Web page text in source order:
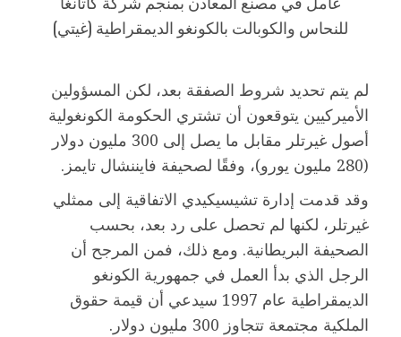
للنحاس والكوبالت بالكونغو الديمقراطية (غيتي)
لم يتم تحديد شروط الصفقة بعد، لكن المسؤولين
الأميركيين يتوقعون أن تشتري الحكومة الكونغولية
أصول غيرتلر مقابل ما يصل إلى 300 مليون دولار
(280 مليون يورو)، وفقًا لصحيفة فايننشال تايمز.
وقد قدمت إدارة تشيسيكيدي الاتفاقية إلى ممثلي
غيرتلر، لكنها لم تحصل على رد بعد، بحسب
الصحيفة البريطانية. ومع ذلك، فمن المرجح أن
الرجل الذي بدأ العمل في جمهورية الكونغو
الديمقراطية عام 1997 سيدعي أن قيمة حقوق
الملكية مجتمعة تتجاوز 300 مليون دولار.